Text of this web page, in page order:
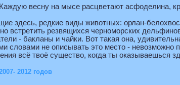
весну на мысе расцветают асфоделина,
здесь, редкие виды животных: орлан-
встретить резвящихся черноморских
- бакланы и чайки. Вот такая она,
словами не описывать это место - невозможно
всё твоё существо, когда ты оказываешься
2012 годов